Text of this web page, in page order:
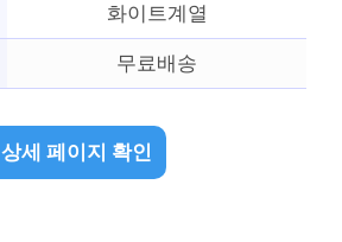
화이트계열
무료배송
상세 페이지 확인